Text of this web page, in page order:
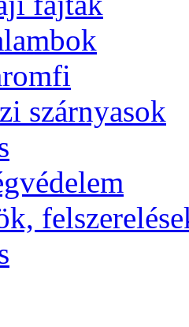
szárnyasok